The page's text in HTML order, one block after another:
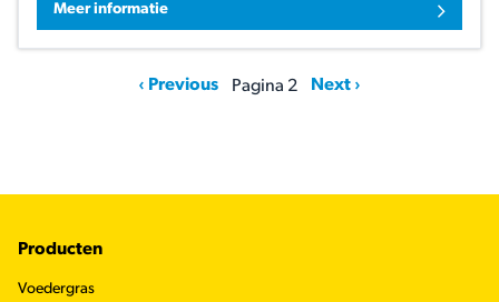
Meer informatie
Vorige pagina
‹ Previous Pagina 2 Volgende pagina
Next ›
Footer
Producten
Voedergras